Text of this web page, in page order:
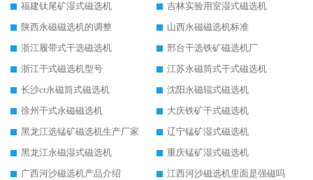
福建钛尾矿湿式磁选机
吉林实验用室湿式磁选机
陕西永磁磁选机的调整
山西永磁磁选机标准
浙江履带式干选磁选机
邢台干选铁矿磁选机厂
浙江干式磁选机型号
江苏永磁筒式干式磁选机
长沙ct永磁筒式磁选机
沈阳永磁辊式磁选机
徐州干式永磁磁选机
大庆铁矿干式磁选机
黑龙江选锰矿磁选机生产厂家
辽宁锰矿湿式磁选机
黑龙江永磁湿式磁选机
重庆锰矿湿式磁选机
广西河沙磁选机产品介绍
江西河沙磁选机里面是强磁吗